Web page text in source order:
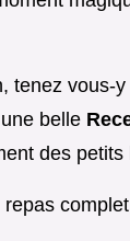
tenez vous-y
belle
des